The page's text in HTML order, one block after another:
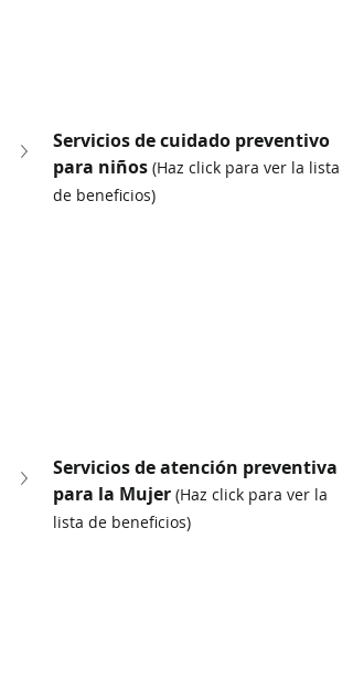
Servicios de cuidado preventivo
para niños (Haz click para ver la lista
de beneficios)
Servicios de atención preventiva
para la Mujer (Haz click para ver la
lista de beneficios)